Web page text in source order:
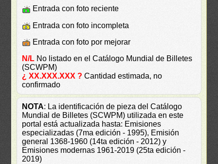
Entrada con foto reciente
Entrada con foto incompleta
Entrada con foto por mejorar
N/L No listado en el Catálogo Mundial de Billetes
(SCWPM)
¿ XX.XXX.XXX ? Cantidad estimada, no
confirmado
NOTA: La identificación de pieza del Catálogo
Mundial de Billetes (SCWPM) utilizada en este
portal está actualizada hasta: Emisiones
especializadas (7ma edición - 1995), Emisión
general 1368-1960 (14ta edición - 2012) y
Emisiones modernas 1961-2019 (25ta edición -
2019)